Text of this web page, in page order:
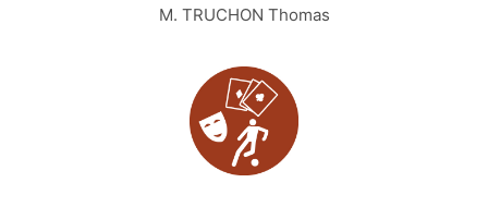
M. TRUCHON Thomas